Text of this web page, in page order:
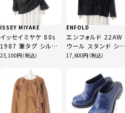
ISSEY MIYAKE
イッセイミヤケ 80s
1987 筆タグ シルク
ナイロン 変形 プルオ
トップス JG12537
ブラック M
23,100
ENFOLD
エンフォルド 22AW
ウール スタンド ショ
ート コート
17,600